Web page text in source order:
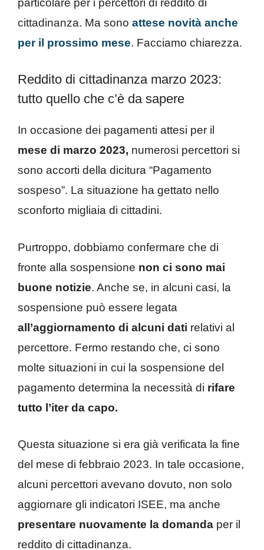
particolare per i percettori di reddito di
cittadinanza. Ma sono attese novità anche
per il prossimo mese. Facciamo chiarezza.
Reddito di cittadinanza marzo 2023:
tutto quello che c’è da sapere
In occasione dei pagamenti attesi per il
mese di marzo 2023, numerosi percettori si
sono accorti della dicitura “Pagamento
sospeso”. La situazione ha gettato nello
sconforto migliaia di cittadini.
Purtroppo, dobbiamo confermare che di
fronte alla sospensione non ci sono mai
buone notizie. Anche se, in alcuni casi, la
sospensione può essere legata
all’aggiornamento di alcuni dati relativi al
percettore. Fermo restando che, ci sono
molte situazioni in cui la sospensione del
pagamento determina la necessità di rifare
tutto l’iter da capo.
Questa situazione si era già verificata la fine
del mese di febbraio 2023. In tale occasione,
alcuni percettori avevano dovuto, non solo
aggiornare gli indicatori ISEE, ma anche
presentare nuovamente la domanda per il
reddito di cittadinanza.